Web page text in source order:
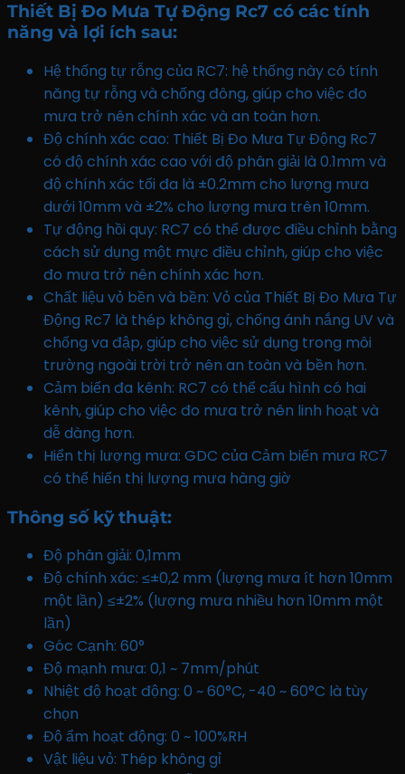
Thiết Bị Đo Mưa Tự Động Rc7 có các tính
năng và lợi ích sau:
Hệ thống tự rỗng của RC7: hệ thống này có tính
năng tự rỗng và chống đông, giúp cho việc đo
mưa trở nên chính xác và an toàn hơn.
Độ chính xác cao: Thiết Bị Đo Mưa Tự Động Rc7
có độ chính xác cao với độ phân giải là 0.1mm và
độ chính xác tối đa là ±0.2mm cho lượng mưa
dưới 10mm và ±2% cho lượng mưa trên 10mm.
Tự động hồi quy: RC7 có thể được điều chỉnh bằng
cách sử dụng một mực điều chỉnh, giúp cho việc
đo mưa trở nên chính xác hơn.
Chất liệu vỏ bền và bền: Vỏ của Thiết Bị Đo Mưa Tự
Động Rc7 là thép không gỉ, chống ánh nắng UV và
chống va đập, giúp cho việc sử dụng trong môi
trường ngoài trời trở nên an toàn và bền hơn.
Cảm biến đa kênh: RC7 có thể cấu hình có hai
kênh, giúp cho việc đo mưa trở nên linh hoạt và
dễ dàng hơn.
Hiển thị lượng mưa: GDC của Cảm biến mưa RC7
có thể hiển thị lượng mưa hàng giờ
Thông số kỹ thuật:
Độ phân giải: 0,1mm
Độ chính xác: ≤±0,2 mm (lượng mưa ít hơn 10mm
một lần) ≤±2% (lượng mưa nhiều hơn 10mm một
lần)
Góc Cạnh: 60°
Độ mạnh mưa: 0,1 ~ 7mm/phút
Nhiệt độ hoạt động: 0 ~ 60°C, -40 ~ 60°C là tùy
chọn
Độ ẩm hoạt động: 0 ~ 100%RH
Vật liệu vỏ: Thép không gỉ